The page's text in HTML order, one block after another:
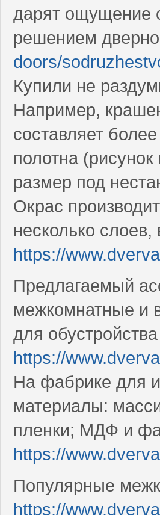
дарят ощущение
решением
doors/
Купили не
Например,
составляет
полотна
размер под
Окрас
несколько
https://
Предлагаемый
межкомнатные и
для
https://
На фабрике для
материалы:
пленки; МДФ и
https://
Популярные
https://